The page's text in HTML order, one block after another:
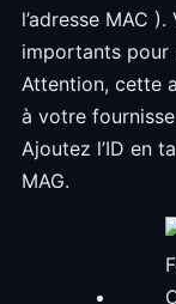
l’adresse MAC
importants pour
Attention, cette
à votre
Ajoutez l’ID en
MAG.